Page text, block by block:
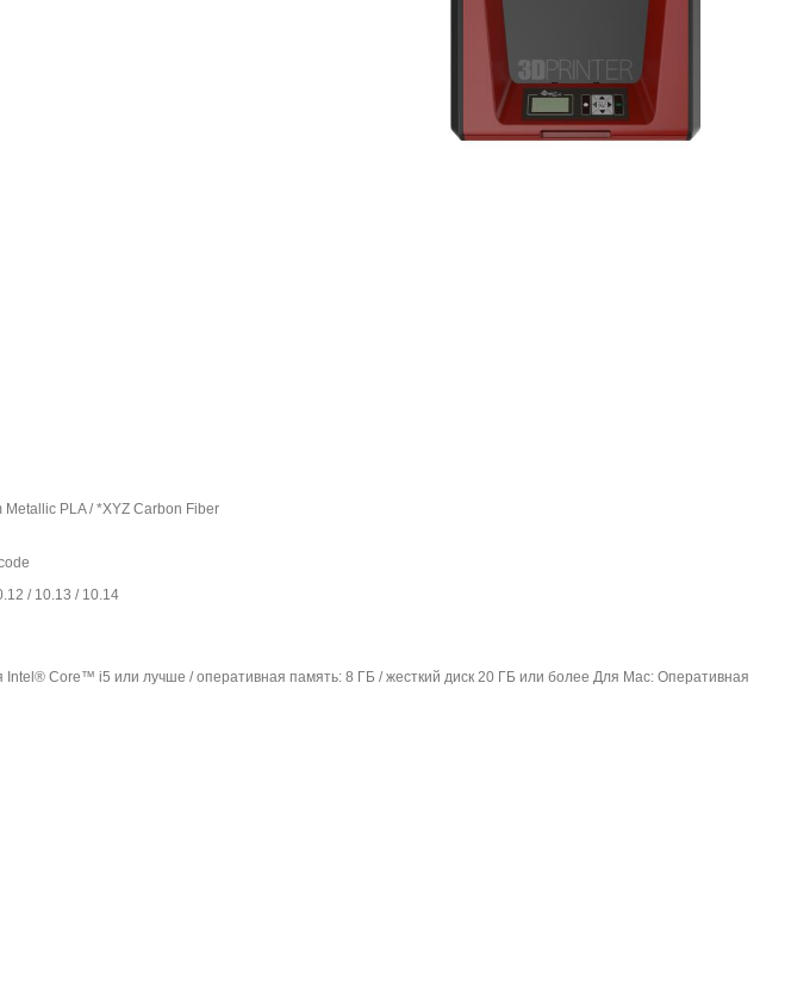
PLA / *XYZ Carbon Fiber
/ 10.13 / 10.14
Core™ i5 или лучше / оперативная память: 8 ГБ / жесткий диск 20 ГБ или более Для Mac: Оперативная